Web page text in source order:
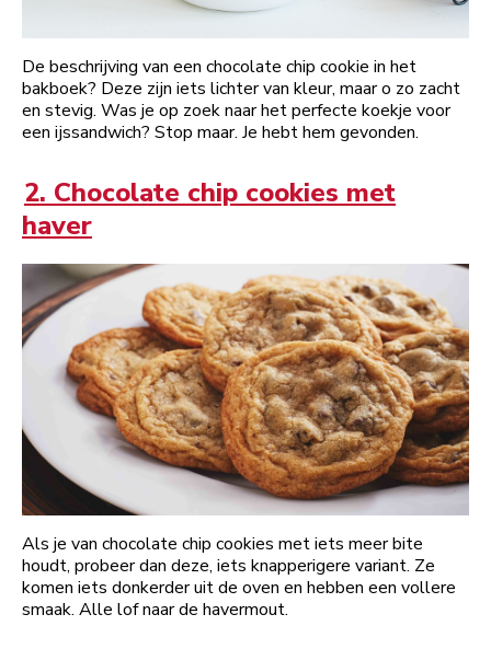
De beschrijving van een chocolate chip cookie in het
bakboek? Deze zijn iets lichter van kleur, maar o zo zacht
en stevig. Was je op zoek naar het perfecte koekje voor
een ijssandwich? Stop maar. Je hebt hem gevonden.
2. Chocolate chip cookies met
haver
Als je van chocolate chip cookies met iets meer bite
houdt, probeer dan deze, iets knapperigere variant. Ze
komen iets donkerder uit de oven en hebben een vollere
smaak. Alle lof naar de havermout.